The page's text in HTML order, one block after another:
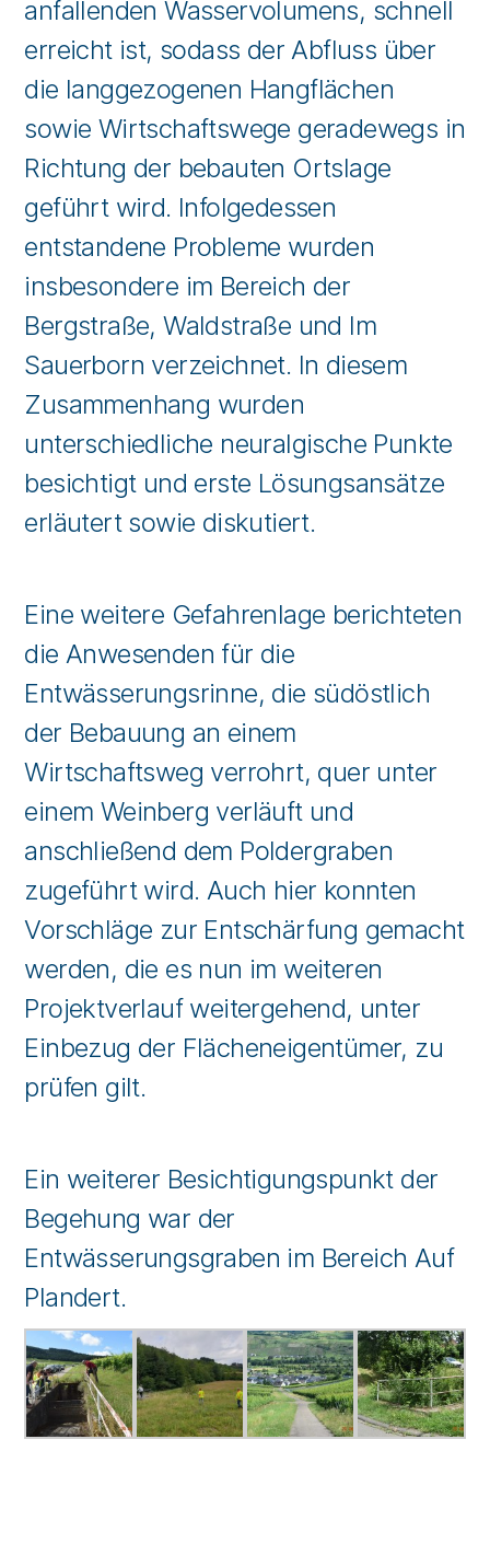
anfallenden Wasservolumens, schnell
erreicht ist, sodass der Abfluss über
die langgezogenen Hangflächen
sowie Wirtschaftswege geradewegs in
Richtung der bebauten Ortslage
geführt wird. Infolgedessen
entstandene Probleme wurden
insbesondere im Bereich der
Bergstraße, Waldstraße und Im
Sauerborn verzeichnet. In diesem
Zusammenhang wurden
unterschiedliche neuralgische Punkte
besichtigt und erste Lösungsansätze
erläutert sowie diskutiert.
Eine weitere Gefahrenlage berichteten
die Anwesenden für die
Entwässerungsrinne, die südöstlich
der Bebauung an einem
Wirtschaftsweg verrohrt, quer unter
einem Weinberg verläuft und
anschließend dem Poldergraben
zugeführt wird. Auch hier konnten
Vorschläge zur Entschärfung gemacht
werden, die es nun im weiteren
Projektverlauf weitergehend, unter
Einbezug der Flächeneigentümer, zu
prüfen gilt.
Ein weiterer Besichtigungspunkt der
Begehung war der
Entwässerungsgraben im Bereich Auf
Plandert.